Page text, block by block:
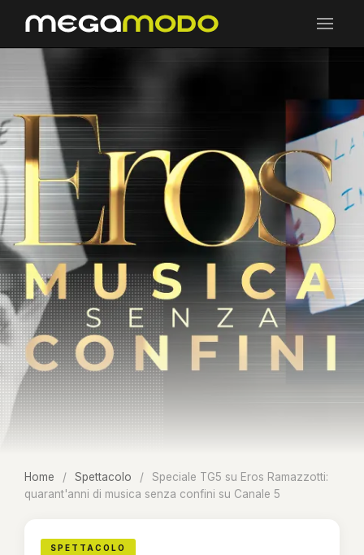
Home / Spettacolo /
Speciale TG5 su Eros Ramazzotti:
quarant'anni di musica senza confini su Canale 5
SPETTACOLO